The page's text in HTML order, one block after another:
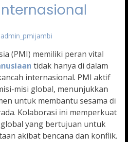
admin_pmijambi
(PMI) memiliki peran vital
tidak hanya di dalam
internasional. PMI aktif
misi global, menunjukkan
untuk membantu sesama di
Kolaborasi ini memperkuat
yang bertujuan untuk
akibat bencana dan konflik.